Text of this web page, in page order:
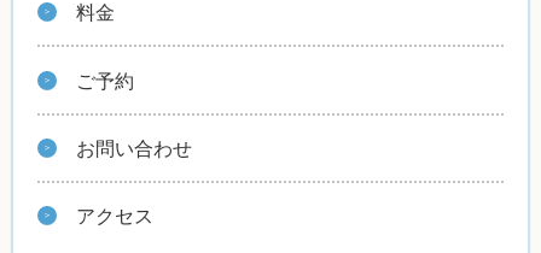
料金
ご予約
お問い合わせ
アクセス